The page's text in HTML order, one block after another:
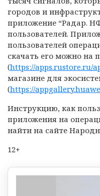
городов и
приложение “Радар.
пользователей.
пользователей
скачать его можно на
(https://apps.rustore.ru/
магазине для
(https://
Инструкцию, как
приложения на
найти на сайте
12+